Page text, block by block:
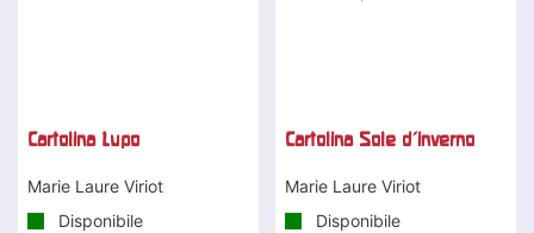
Cartolina Lupo
Marie Laure Viriot
Disponibile
Cartolina Sole d'inverno
Marie Laure Viriot
Disponibile